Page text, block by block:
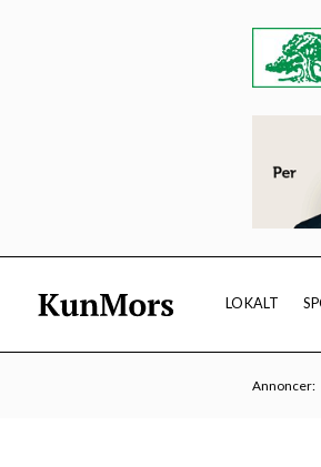
LOKALT
Annoncer:
Øens Autoværksted